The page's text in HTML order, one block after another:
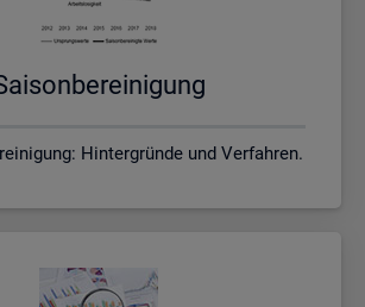
Hintergründe und Verfahren.